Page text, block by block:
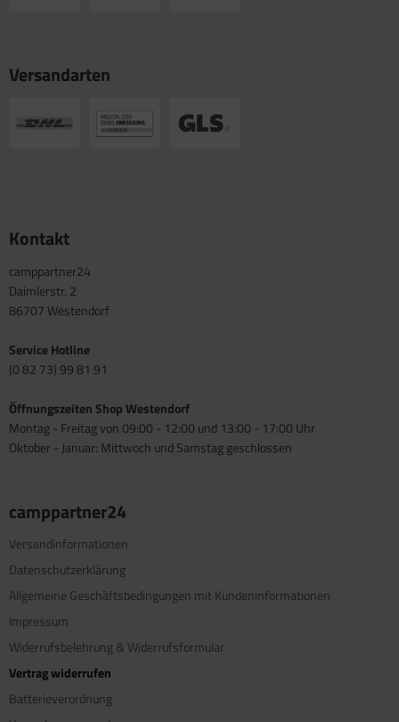
Versandarten
Kontakt
camppartner24
Daimlerstr. 2
86707 Westendorf
Service Hotline
(0 82 73) 99 81 91
Öffnungszeiten Shop Westendorf
Montag - Freitag von 09:00 - 12:00 und 13:00 - 17:00 Uhr
Oktober - Januar: Mittwoch und Samstag geschlossen
camppartner24
Versandinformationen
Datenschutzerklärung
Allgemeine Geschäftsbedingungen mit Kundeninformationen
Impressum
Widerrufsbelehrung & Widerrufsformular
Vertrag widerrufen
Batterieverordnung